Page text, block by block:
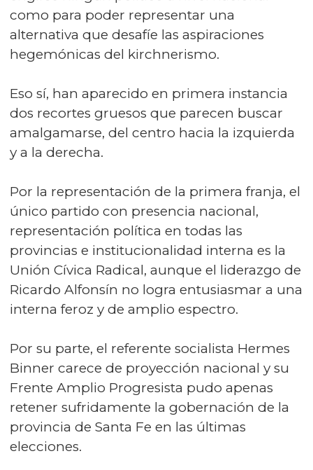
como para poder representar una
alternativa que desafíe las aspiraciones
hegemónicas del kirchnerismo.
Eso sí, han aparecido en primera instancia
dos recortes gruesos que parecen buscar
amalgamarse, del centro hacia la izquierda
y a la derecha.
Por la representación de la primera franja, el
único partido con presencia nacional,
representación política en todas las
provincias e institucionalidad interna es la
Unión Cívica Radical, aunque el liderazgo de
Ricardo Alfonsín no logra entusiasmar a una
interna feroz y de amplio espectro.
Por su parte, el referente socialista Hermes
Binner carece de proyección nacional y su
Frente Amplio Progresista pudo apenas
retener sufridamente la gobernación de la
provincia de Santa Fe en las últimas
elecciones.